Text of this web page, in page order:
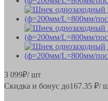
3 099₽/ шт
Скидка и бонус до167.35 ₽/